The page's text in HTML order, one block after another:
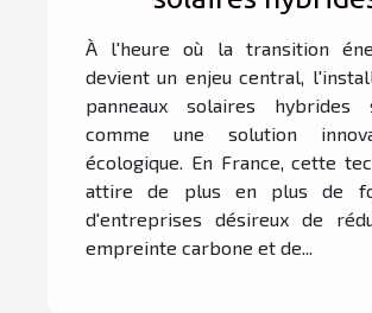
avantages et
disponibles en
À l'heure où la transition
devient un enjeu central,
panneaux solaires hybrides
comme une solution
écologique. En France, cette
attire de plus en plus de
d'entreprises désireux de
empreinte carbone et de...